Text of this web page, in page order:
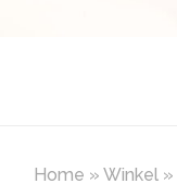
Home » Winkel »